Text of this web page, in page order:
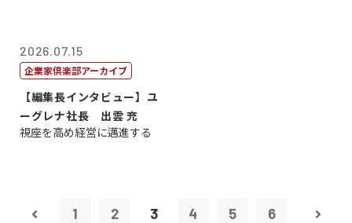
2026.07.15
企業家倶楽部アーカイブ
【編集長インタビュー】ユ
ーグレナ社長 出雲 充
視座を高め経営に邁進する
1 2 3 4 5 6